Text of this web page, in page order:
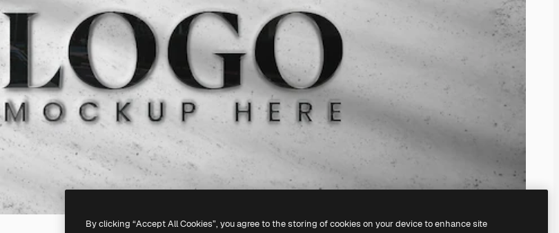
By clicking “Accept All Cookies”, you agree to the storing of cookies on your device to enhance site